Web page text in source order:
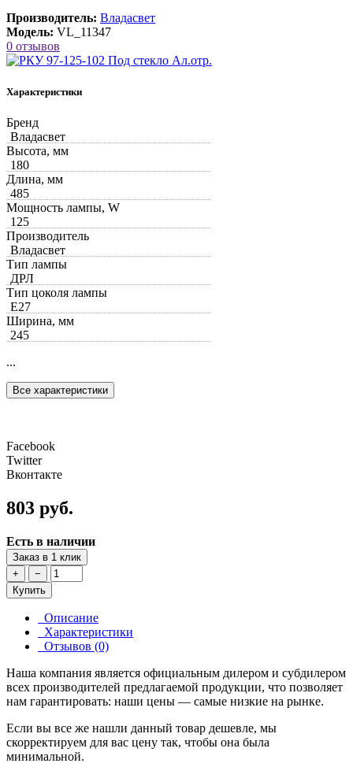
Производитель: Владасвет
Модель: VL_11347
0 отзывов
Характеристики
Бренд
Владасвет
Высота, мм
180
Длина, мм
485
Мощность лампы, W
125
Производитель
Владасвет
Тип лампы
ДРЛ
Тип цоколя лампы
Е27
Ширина, мм
245
...
Все характеристики
Facebook
Twitter
Вконтакте
803 руб.
Есть в наличии
Заказ в 1 клик
+
−
Купить
Описание
Характеристики
Отзывов (0)
Наша компания является официальным дилером и субдилером
всех производителей предлагаемой продукции, что позволяет
нам гарантировать: наши цены — самые низкие на рынке.
Если вы все же нашли данный товар дешевле, мы
скорректируем для вас цену так, чтобы она была
минимальной.